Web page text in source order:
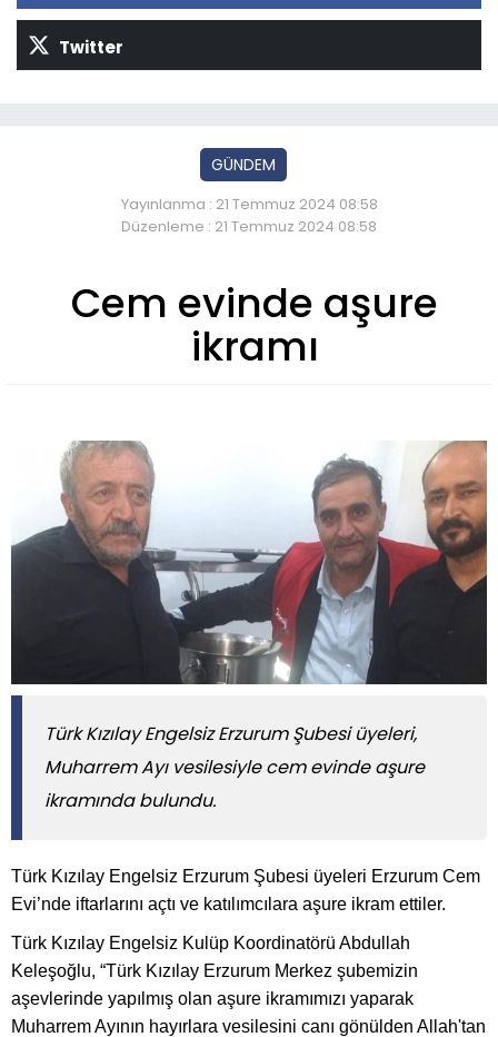
Twitter
GÜNDEM
Yayınlanma : 21 Temmuz 2024 08:58
Düzenleme : 21 Temmuz 2024 08:58
Cem evinde aşure
ikramı
Türk Kızılay Engelsiz Erzurum Şubesi üyeleri,
Muharrem Ayı vesilesiyle cem evinde aşure
ikramında bulundu.
Türk Kızılay Engelsiz Erzurum Şubesi üyeleri Erzurum Cem
Evi’nde iftarlarını açtı ve katılımcılara aşure ikram ettiler.
Türk Kızılay Engelsiz Kulüp Koordinatörü Abdullah
Keleşoğlu, “Türk Kızılay Erzurum Merkez şubemizin
aşevlerinde yapılmış olan aşure ikramımızı yaparak
Muharrem Ayının hayırlara vesilesini canı gönülden Allah'tan